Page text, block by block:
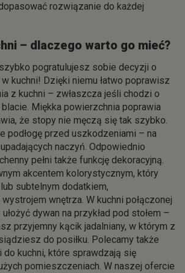
rozwiązanie do każdej
– dlaczego warto go mieć?
pogratulujesz sobie decyzji o
w kuchni! Dzięki niemu łatwo poprawisz
z kuchni – zwłaszcza jeśli chodzi o
Miękka powierzchnia poprawia
że stopy nie męczą się tak szybko.
podłogę przed uszkodzeniami – na
naczyń. Odpowiednio
pełni także funkcję dekoracyjną.
akcentem kolorystycznym, który
subtelnym dodatkiem,
wnętrza. W kuchni połączonej
dywan na przykład pod stołem –
przyjemny kącik jadalniany, w którym z
do posiłku. Polecamy także
kuchni, które sprawdzają się
pomieszczeniach. W naszej ofercie